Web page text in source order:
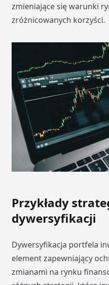
zmieniające się warunki
zróżnicowanych korzyści.
Przykłady
dywersyfikacji
Dywersyfikacja portfela
element zapewniający
zmianami na rynku